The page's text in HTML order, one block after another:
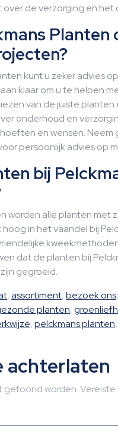
de verzorging en het
Planten
kunt u zeker advies
klaar om u te helpen
van de juiste
onderhoud en
en wensen.
persoonlijk advies op
bij
worden alle planten
in het vaandel bij
dat de planten bij
gegroeid.
,assortiment,bezoek ons,
planten,
,pelckmans planten,
achterlaten
getoond worden.Vereiste